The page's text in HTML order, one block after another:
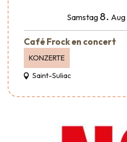
Samstag 8. Aug
Café Frock en concert
KONZERTE
Saint-Suliac